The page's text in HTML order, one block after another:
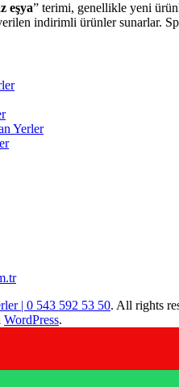
eşya” terimi, genellikle yeni
indirimli ürünler sunarlar.
Yerler
| 0 543 592 53 50. All rights
WordPress.